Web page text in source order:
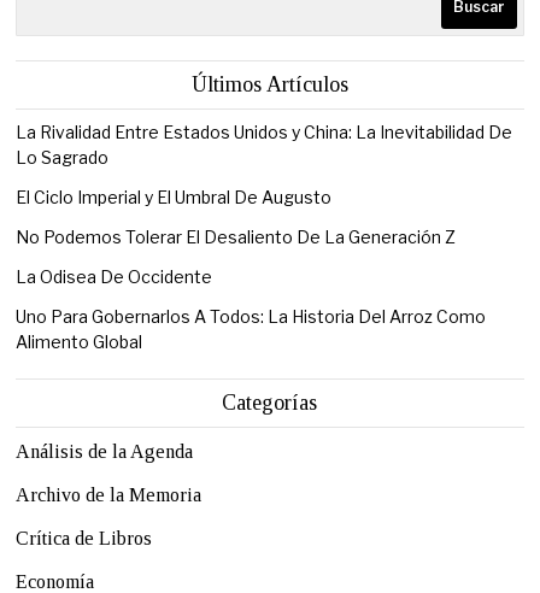
Buscar
Últimos Artículos
La Rivalidad Entre Estados Unidos y China: La Inevitabilidad De
Lo Sagrado
El Ciclo Imperial y El Umbral De Augusto
No Podemos Tolerar El Desaliento De La Generación Z
La Odisea De Occidente
Uno Para Gobernarlos A Todos: La Historia Del Arroz Como
Alimento Global
Categorías
Análisis de la Agenda
Archivo de la Memoria
Crítica de Libros
Economía